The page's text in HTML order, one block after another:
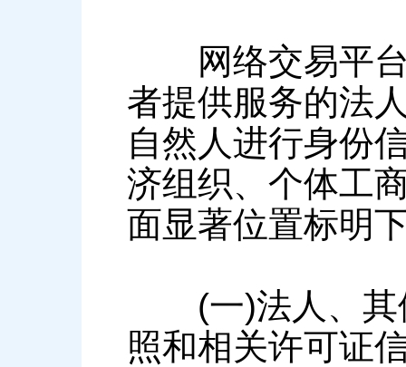
网络交易平台
者提供服务的法
自然人进行身份
济组织、个体工
面显著位置标明
(一)法人、其
照和相关许可证